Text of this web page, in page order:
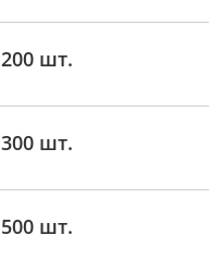
200 шт.
300 шт.
500 шт.